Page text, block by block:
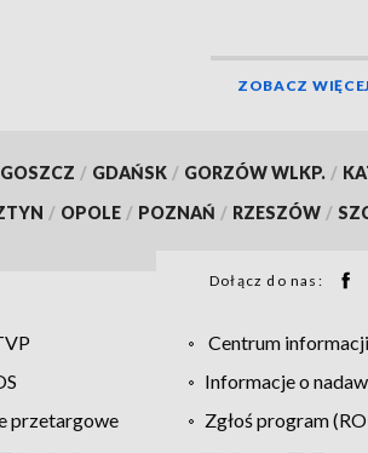
ZOBACZ WIĘCEJ
/ GDAŃSK / GORZÓW WLKP. /
/ OPOLE / POZNAŃ / RZESZÓW /
Dołącz do nas:
Centrum
Informacje o
przetargowe Zgłoś program